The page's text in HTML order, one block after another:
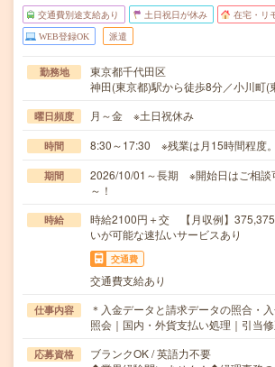
交通費別途支給あり 土日祝日が休み 在宅・リ
WEB登録OK 派遣
勤務地
東京都千代田区
神田(東京都)駅から徒歩8分／小川町(
曜日頻度 月～金 ※土日祝休み
時間 8:30～17:30 ※残業は月15時間程度。
期間
2026/10/01～長期 ※開始日はご相
～！
時給
時給2100円＋交 【月収例】
いが可能な速払いサービスあり
交通費
交通費支給あり
仕事内容
＊入金データと請求データの照合・
照会｜国内・外貨支払い処理｜引当
応募資格
ブランクOK / 英語力不要